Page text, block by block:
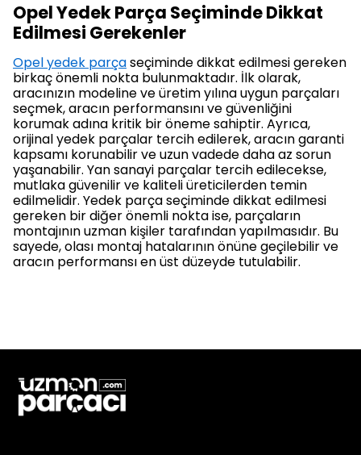
Opel Yedek Parça Seçiminde Dikkat
Edilmesi Gerekenler
Opel yedek parçaseçiminde dikkat edilmesi gereken
birkaç önemli nokta bulunmaktadır. İlk olarak,
aracınızın modeline ve üretim yılına uygun parçaları
seçmek, aracın performansını ve güvenliğini
korumak adına kritik bir öneme sahiptir. Ayrıca,
orijinal yedek parçalar tercih edilerek, aracın garanti
kapsamı korunabilir ve uzun vadede daha az sorun
yaşanabilir. Yan sanayi parçalar tercih edilecekse,
mutlaka güvenilir ve kaliteli üreticilerden temin
edilmelidir. Yedek parça seçiminde dikkat edilmesi
gereken bir diğer önemli nokta ise, parçaların
montajının uzman kişiler tarafından yapılmasıdır. Bu
sayede, olası montaj hatalarının önüne geçilebilir ve
aracın performansı en üst düzeyde tutulabilir.